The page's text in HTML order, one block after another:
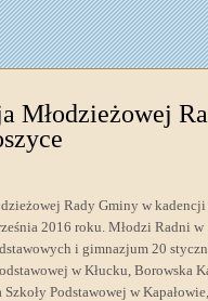
Młodzieżowej
Rady Gminy w
2016 roku. Młodzi Radni
i gimnazjum 20
w Kłucku, Borowska
Podstawowej w